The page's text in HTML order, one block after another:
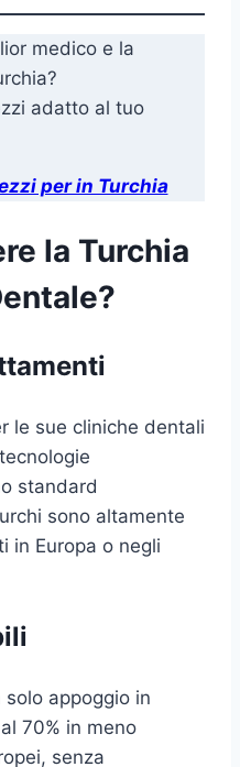
medico e la
adatto al tuo
per in Turchia
la Turchia
le sue cliniche dentali
standard
sono altamente
in Europa o negli
appoggio in
70% in meno
senza